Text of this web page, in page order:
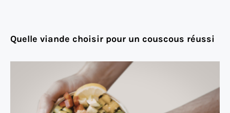
Quelle viande choisir pour un couscous réussi